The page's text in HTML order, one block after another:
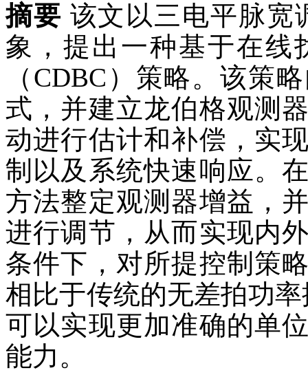
摘要 该文以三电平脉宽
象，提出一种基于在线
（CDBC）策略。该策
式，并建立龙伯格观测
动进行估计和补偿，实
制以及系统快速响应。
方法整定观测器增益，
进行调节，从而实现内
条件下，对所提控制策
相比于传统的无差拍功
可以实现更加准确的单
能力。